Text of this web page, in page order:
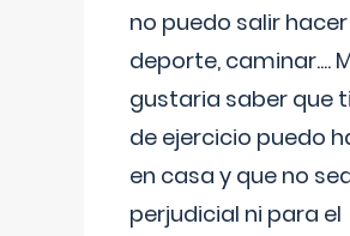
no puedo salir hacer
deporte, caminar....
gustaria saber que
de ejercicio puedo
en casa y que no
perjudicial ni para el